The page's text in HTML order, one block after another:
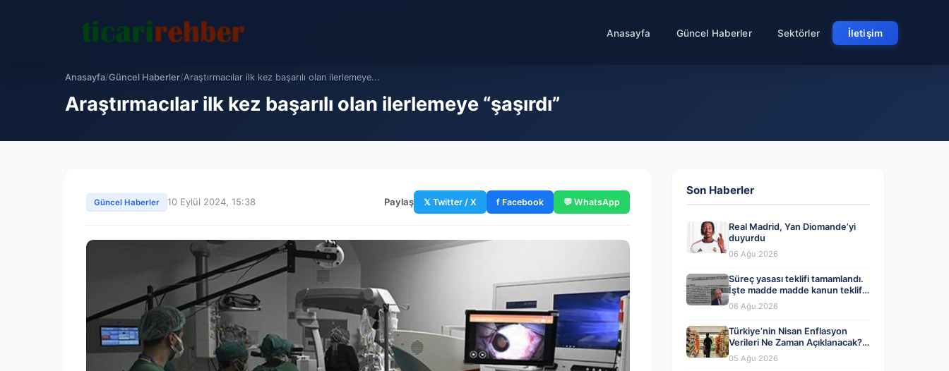
Anasayfa Güncel Haberler Sektörler İletişim
Anasayfa/Güncel Haberler/Araştırmacılar ilk kez başarılı olan ilerlemeye...
Araştırmacılar ilk kez başarılı olan ilerlemeye “şaşırdı”
Güncel Haberler 10 Eylül 2024, 15:38 Paylaş 𝕏 Twitter / X f Facebook 💬 WhatsApp
Son Haberler
Real Madrid, Yan Diomande’yi
duyurdu
06 Ağu 2026
Süreç yasası teklifi tamamlandı.
İşte madde madde kanun teklifi
ve gerekçelerinin tam metni
06 Ağu 2026
Türkiye’nin Nisan Enflasyon
Verileri Ne Zaman Açıklanacak?
Ekonomistlerin Tahminleri ve
Beklentiler
05 Ağu 2026